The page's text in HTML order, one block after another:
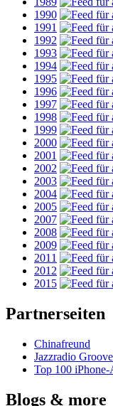
1990
1991
1992
1993
1994
1995
1996
1997
1998
1999
2000
2001
2002
2003
2004
2005
2007
2008
2009
2011
2012
2015
Partnerseiten
Chinafreund
Jazzradio
Top 100 iPhone-
Blogs & more